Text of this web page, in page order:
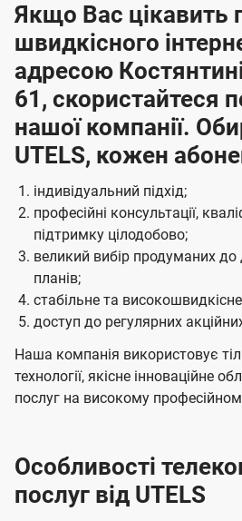
Якщо Вас цікавить
швидкісного
адресою
61, скористайтеся
нашої компанії.
UTELS, кожен
індивідуальний підхід;
професійні консультації,
підтримку цілодобово;
великий вибір продуманих
планів;
стабільне та
доступ до регулярних
Наша компанія використовує
технології, якісне інноваційне
послуг на високому
Особливості
послуг від UTELS